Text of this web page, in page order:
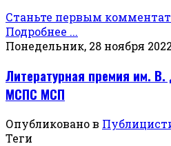
Станьте первым
Подробнее ...
Понедельник, 28 ноября 2022
Литературная премия им.
МСПС МСП
Опубликовано в
Теги